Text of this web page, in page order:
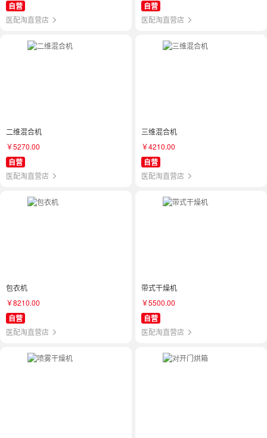
自营
医配淘直营店
自营
医配淘直营店
二维混合机
￥5270.00
自营
医配淘直营店
三维混合机
￥4210.00
自营
医配淘直营店
包衣机
￥8210.00
自营
医配淘直营店
带式干燥机
￥5500.00
自营
医配淘直营店